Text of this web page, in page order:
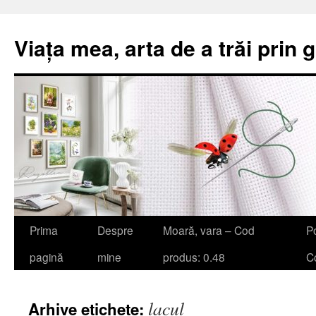
Viața mea, arta de a trăi prin
Sari
Prima
pagină
Despre
mine
Moară, vara – Cod
produs: 0.48
Arhive etichete: lacul